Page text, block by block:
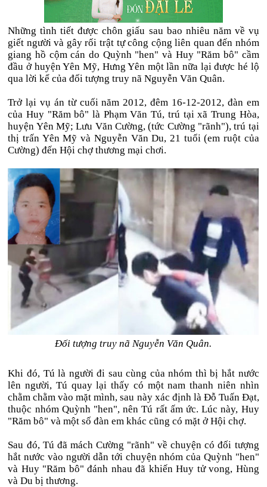
Những tình tiết được chôn giấu sau bao nhiêu năm về vụ
giết người và gây rối trật tự công cộng liên quan đến nhóm
giang hồ cộm cán do Quỳnh "hen" và Huy "Răm bô" cầm
đầu ở huyện Yên Mỹ, Hưng Yên một lần nữa lại được hé lộ
qua lời kể của đối tượng truy nã Nguyễn Văn Quân.
Trở lại vụ án từ cuối năm 2012, đêm 16-12-2012, đàn em
của Huy "Răm bô" là Phạm Văn Tú, trú tại xã Trung Hòa,
huyện Yên Mỹ; Lưu Văn Cường, (tức Cường "rãnh"), trú tại
thị trấn Yên Mỹ và Nguyễn Văn Du, 21 tuổi (em ruột của
Cường) đến Hội chợ thương mại chơi.
Đối tượng truy nã Nguyễn Văn Quân.
Khi đó, Tú là người đi sau cùng của nhóm thì bị hắt nước
lên người, Tú quay lại thấy có một nam thanh niên nhìn
chằm chằm vào mặt mình, sau này xác định là Đỗ Tuấn Đạt,
thuộc nhóm Quỳnh "hen", nên Tú rất ấm ức. Lúc này, Huy
"Răm bô" và một số đàn em khác cũng có mặt ở Hội chợ.
Sau đó, Tú đã mách Cường "rãnh" về chuyện có đối tượng
hắt nước vào người dẫn tới chuyện nhóm của Quỳnh "hen"
và Huy "Răm bô" đánh nhau đã khiến Huy tử vong, Hùng
và Du bị thương.